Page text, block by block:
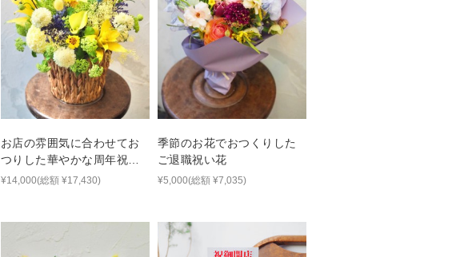
お店の雰囲気に合わせてお
つりした華やかな周年祝い
花
¥14,000(総額 ¥17,430)
季節のお花でおつくりした
ご退職祝い花
¥5,000(総額 ¥7,035)